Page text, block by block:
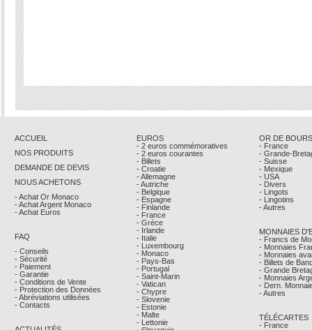
ACCUEIL
NOS PRODUITS
DEMANDE DE DEVIS
NOUS ACHETONS
- Achat Or Monaco
- Achat Argent Monaco
- Achat Euros
FAQ
- Conseils
- Sécurité
- Paiement
- Garantie
- Conditions de Vente
- Protection des Données
- Abréviations utilisées
- Contacts
EUROS
- 2 euros commémoratives
- 2 euros courantes
- Billets
- Croatie
- Allemagne
- Autriche
- Belgique
- Espagne
- Finlande
- France
- Grèce
- Irlande
- Italie
- Luxembourg
- Monaco
- Pays-Bas
- Portugal
- Saint-Marin
- Vatican
- Chypre
- Slovenie
- Estonie
- Malte
- Lettonie
OR DE
- France
- Grande-
- Suisse
- Mexique
- USA
- Divers
- Lingots
- Lingotins
- Autres
MONNAIES
- Francs de
- Monnaies
- Monnaies
- Billets de
- Grande
- Monnaies
- Dern.
- Autres
TÉLÉCARTES
- France